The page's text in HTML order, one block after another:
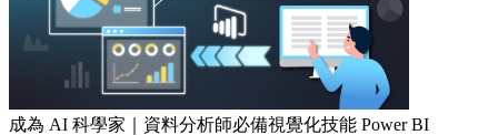
成為 AI 科學家｜資料分析師必備視覺化技能 Power BI